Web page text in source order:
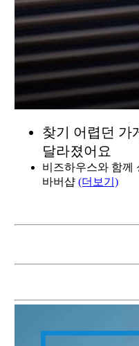
찾기 어렵던 가
달라졌어요
비즈하우스와 함께
바버샵 (더보기)